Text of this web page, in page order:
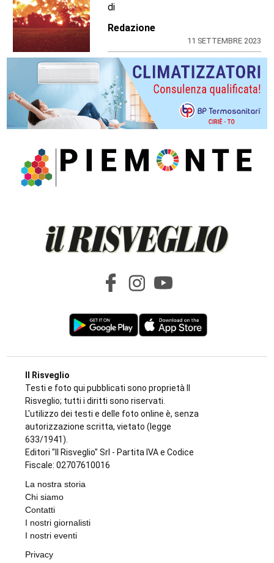
di
Redazione
11 SETTEMBRE 2023
Il Risveglio
Testi e foto qui pubblicati sono proprietà Il
Risveglio; tutti i diritti sono riservati.
L'utilizzo dei testi e delle foto online è, senza
autorizzazione scritta, vietato (legge
633/1941).
Editori "Il Risveglio" Srl - Partita IVA e Codice
Fiscale: 02707610016
La nostra storia
Chi siamo
Contatti
I nostri giornalisti
I nostri eventi
Privacy